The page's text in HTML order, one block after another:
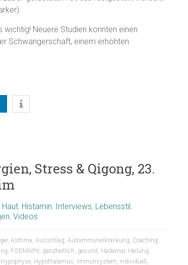
Neuere Studien konnten einen
Schwangerschaft, einem erhöhten
Stress & Qigong, 23.
Haut, Histamin, Interviews, Lebensstil,
, Videos
, Asthma, Ausschlag, Autoimmunerkrankung, Coaching,
, FODMAPs, ganzheitlich, gesund , Hadamar, Heilung,
Hypophyse, Hypothalamus, Immunsystem, individuell ,